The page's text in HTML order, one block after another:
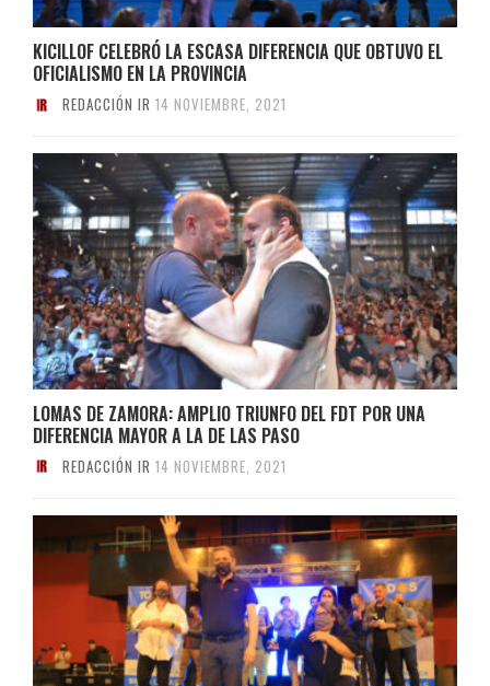
KICILLOF CELEBRÓ LA ESCASA DIFERENCIA QUE OBTUVO EL
OFICIALISMO EN LA PROVINCIA
REDACCIÓN IR 14 NOVIEMBRE, 2021
LOMAS DE ZAMORA: AMPLIO TRIUNFO DEL FDT POR UNA
DIFERENCIA MAYOR A LA DE LAS PASO
REDACCIÓN IR 14 NOVIEMBRE, 2021